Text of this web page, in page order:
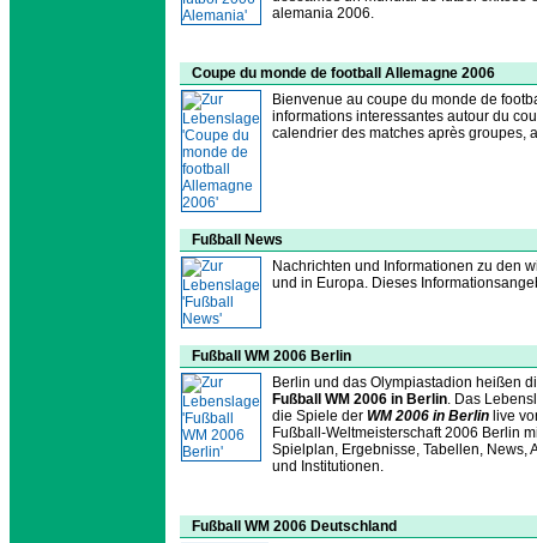
alemania 2006.
Coupe du monde de football Allemagne 2006
Bienvenue au coupe du monde de
informations interessantes autour du
calendrier des matches après groupes,
Fußball News
Nachrichten und Informationen zu den
und in Europa. Dieses
Fußball WM 2006 Berlin
Berlin und das Olympiastadion heißen
Fußball WM 2006 in Berlin. Das
die Spiele der WM 2006 in Berlin live
Fußball-Weltmeisterschaft 2006 Berlin
Spielplan, Ergebnisse, Tabellen, News,
und Institutionen.
Fußball WM 2006 Deutschland